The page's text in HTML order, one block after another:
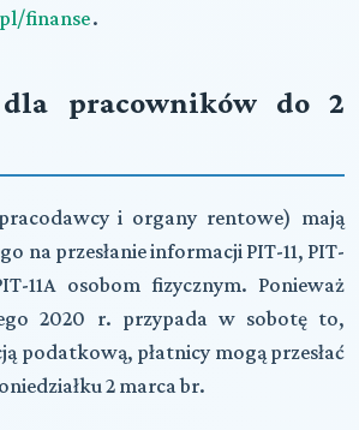
finanse.
pracowników do 2
i organy rentowe) mają
na przesłanie informacji PIT-11, PIT-
11A osobom fizycznym. Ponieważ
2020 r. przypada w sobotę to,
podatkową, płatnicy mogą przesłać
2 marca br.